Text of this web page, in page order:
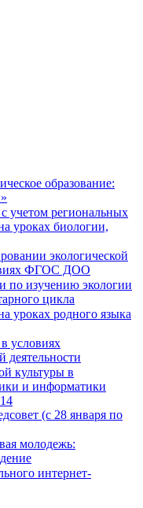
образование:
учетом региональных
уроках биологии,
экологической
ФГОС ДОО
по изучению экологии
цикла
уроках родного языка
условиях
деятельности
культуры в
и информатики
(с 28 января по
молодежь:
интернет-